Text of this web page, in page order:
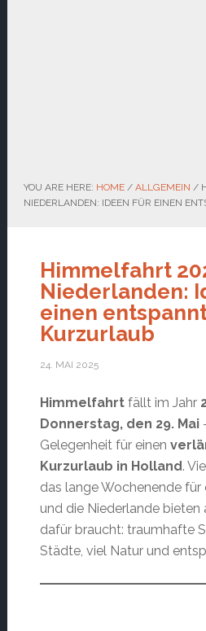
YOU ARE HERE: HOME / ALLGEMEIN /
NIEDERLANDEN: IDEEN FÜR EINEN
Himmelfahrt
Niederlanden:
einen
Kurzurlaub
24. MAI 2025
Himmelfahrtfällt im Jahr
Donnerstag, den 29. Mai
Gelegenheit für einen
Kurzurlaub in Holland.
das lange Wochenende für
und die Niederlande bieten
dafür braucht: traumhafte
Städte, viel Natur und